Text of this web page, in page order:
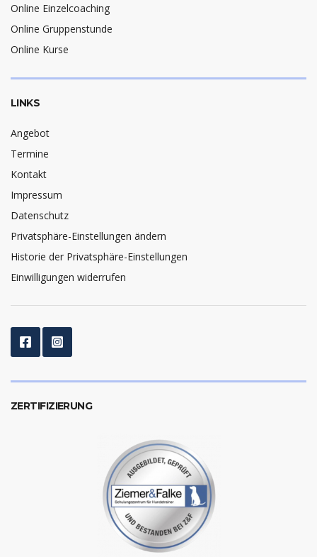
Online Einzelcoaching
Online Gruppenstunde
Online Kurse
LINKS
Angebot
Termine
Kontakt
Impressum
Datenschutz
Privatsphäre-Einstellungen ändern
Historie der Privatsphäre-Einstellungen
Einwilligungen widerrufen
ZERTIFIZIERUNG